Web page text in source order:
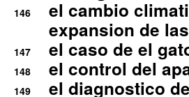
146
el cambio
expansion de
147 el caso de el
148 el control del
149 el diagnostico